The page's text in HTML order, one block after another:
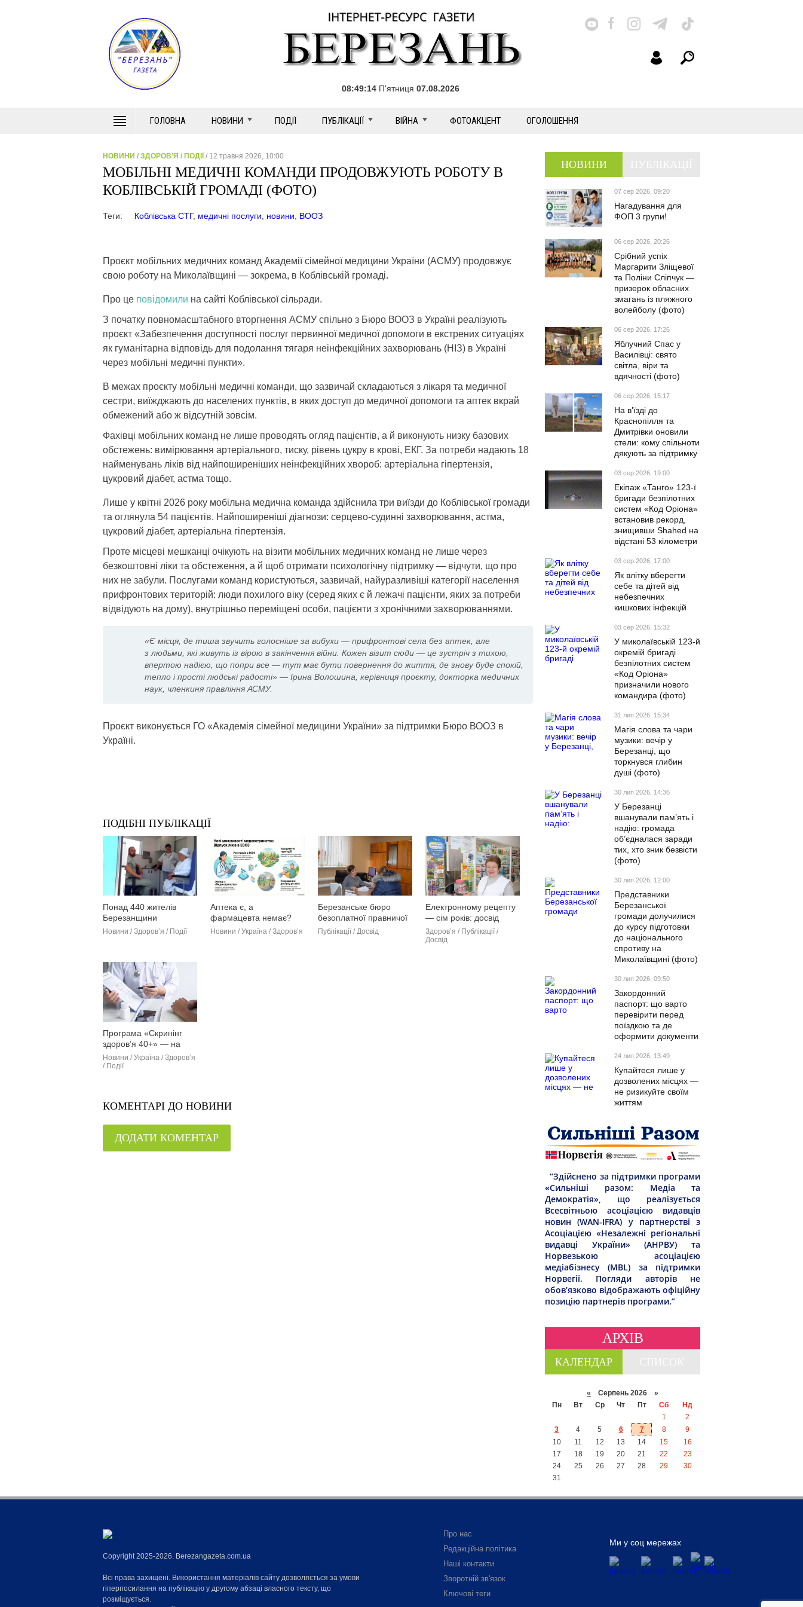
08:49:16 П'ятниця 07.08.2026
ГОЛОВНА НОВИНИ ПОДІЇ ПУБЛІКАЦІЇ ВІЙНА ФОТОАКЦЕНТ ОГОЛОШЕННЯ
НОВИНИ /ЗДОРОВ’Я / ПОДІЇ / 12 травня 2026, 10:00
МОБІЛЬНІ МЕДИЧНІ КОМАНДИ ПРОДОВЖУЮТЬ РОБОТУ В
КОБЛІВСЬКІЙ ГРОМАДІ (ФОТО)
Теги: Коблівська СТГ, медичні послуги новини ВООЗ
Проєкт мобільних медичних команд Академії сімейної медицини України (АСМУ) продовжує
свою роботу на Миколаївщині — зокрема, в Коблівській громаді.
Про це повідомили на сайті Коблівської сільради.
З початку повномасштабного вторгнення АСМУ спільно з Бюро ВООЗ в Україні реалізують
проєкт «Забезпечення доступності послуг первинної медичної допомоги в екстрених ситуаціях
як гуманітарна відповідь для подолання тягаря неінфекційних захворювань (НІЗ) в Україні
через мобільні медичні пункти».
В межах проєкту мобільні медичні команди, що зазвичай складаються з лікаря та медичної
сестри, виїжджають до населених пунктів, в яких доступ до медичної допомоги та аптек вкрай
обмежений або ж відсутній зовсім.
Фахівці мобільних команд не лише проводять огляд пацієнтів, а й виконують низку базових
обстежень: вимірювання артеріального, тиску, рівень цукру в крові, ЕКГ. За потреби надають 18
найменувань ліків від найпоширеніших неінфекційних хвороб: артеріальна гіпертензія,
цукровий діабет, астма тощо.
Лише у квітні 2026 року мобільна медична команда здійснила три виїзди до Коблівської громади
та оглянула 54 пацієнтів. Найпоширеніші діагнози: серцево-судинні захворювання, астма,
цукровий діабет, артеріальна гіпертензія.
Проте місцеві мешканці очікують на візити мобільних медичних команд не лише через
безкоштовні ліки та обстеження, а й щоб отримати психологічну підтримку — відчути, що про
них не забули. Послугами команд користуються, зазвичай, найуразливіші категорії населення
прифронтових територій: люди похилого віку (серед яких є й лежачі пацієнти, яких за потреби
відвідують на дому), внутрішньо переміщені особи, пацієнти з хронічними захворюваннями.
«Є місця, де тиша звучить голосніше за вибухи — прифронтові села без аптек, але
з людьми, які живуть із вірою в закінчення війни. Кожен візит сюди — це зустріч з тихою,
впертою надією, що попри все — тут має бути повернення до життя, де знову буде спокій,
тепло і прості людські радості» — Ірина Волошина, керівниця проєкту, докторка медичних
наук, членкиня правління АСМУ.
Проєкт виконується ГО «Академія сімейної медицини України» за підтримки Бюро ВООЗ в
Україні.
ПОДІБНІ ПУБЛІКАЦІЇ
Понад 440 жителів
Березанщини
отримали допомогу в
(фото)
Новини / Здоров’я / Події
Аптека є, а
фармацевта немає?
Його замінить
Новини / Україна / Здоров’я
Березанське бюро
безоплатної правничої
допомоги допомагає
Публікації / Досвід
Електронному рецепту
— сім років: досвід
Березанщини
Здоров’я / Публікації /
Досвід
Програма «Скринінг
здоров’я 40+» — на
низькому старті
Новини / Україна / Здоров’я
/ Події
КОМЕНТАРІ ДО НОВИНИ
ДОДАТИ КОМЕНТАР
НОВИНИ
07 сер 2026, 09:20
Нагадування для
ФОП 3 групи!
06 сер 2026, 20:26
Срібний успіх
Маргарити Зліщевої
та Поліни Сліпчук —
призерок обласних
змагань із пляжного
волейболу (фото)
06 сер 2026, 17:26
Яблучний Спас у
Василівці: свято
світла, віри та
вдячності (фото)
06 сер 2026, 15:17
На в’їзді до
Краснопілля та
Дмитрівки оновили
стели: кому спільноти
дякують за підтримку
03 сер 2026, 19:00
Екіпаж «Танго» 123-ї
бригади безпілотних
систем «Код Оріона»
встановив рекорд,
знищивши Shahed на
відстані 53 кілометри
03 сер 2026, 17:00
Як влітку вберегти
себе та дітей від
небезпечних
кишкових інфекцій
03 сер 2026, 15:32
У миколаївській 123-й
окремій бригаді
безпілотних систем
«Код Оріона»
призначили нового
командира (фото)
31 лип 2026, 15:34
Магія слова та чари
музики: вечір у
Березанці, що
торкнувся глибин
душі (фото)
30 лип 2026, 14:36
У Березанці
вшанували пам’ять і
надію: громада
об’єдналася заради
тих, хто зник безвісти
(фото)
30 лип 2026, 12:00
Представники
Березанської
громади долучилися
до курсу підготовки
до національного
спротиву на
Миколаївщині (фото)
30 лип 2026, 09:50
Закордонний
паспорт: що варто
перевірити перед
поїздкою та де
оформити документи
24 лип 2026, 13:49
Купайтеся лише у
дозволених місцях —
не ризикуйте своїм
життям
“Здійснено за підтримки програми
«Сильніші разом: Медіа та
Демократія», що реалізується
Всесвітньою асоціацією видавців
новин (WAN-IFRA) у партнерстві з
Асоціацією «Незалежні регіональні
видавці України» (АНРВУ) та
Норвезькою асоціацією
медіабізнесу (MBL) за підтримки
Норвегії. Погляди авторів не
обов’язково відображають офіційну
позицію партнерів програми.”
АРХІВ
КАЛЕНДАР
« Серпень 2026 »
Пн
Вт Ср Чт Пт Сб
Нд
1
2
3
4 5 6 7 8
9
10
11 12 13 14 15
16
17
18 19 20 21 22
23
24
25 26 27 28 29
30
31
Copyright 2025-2026. Berezangazeta.com.ua
Всі права захищені. Використання матеріалів сайту дозволяється за умови
гіперпосилання на публікацію у другому абзаці власного тексту, що
розміщується.
Про нас
Редакційна політика
Наші контакти
Зворотній зв'язок
Ключові теги
Ми у соц мережах